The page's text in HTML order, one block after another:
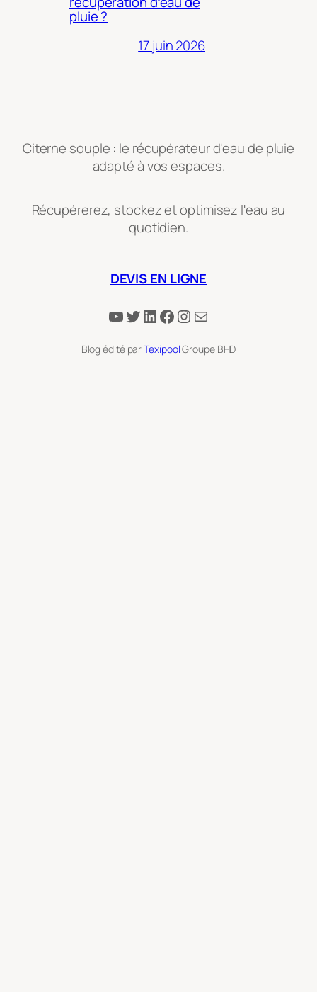
pluie ?
17 juin 2026
Citerne souple : le récupérateur d'eau de pluie
adapté à vos espaces.
Récupérerez, stockez et optimisez l'eau au
quotidien.
DEVIS EN LIGNE
YouTube
Twitter
LinkedIn
Facebook
Instagram
E-mail
Blog édité parTexipoolGroupe BHD